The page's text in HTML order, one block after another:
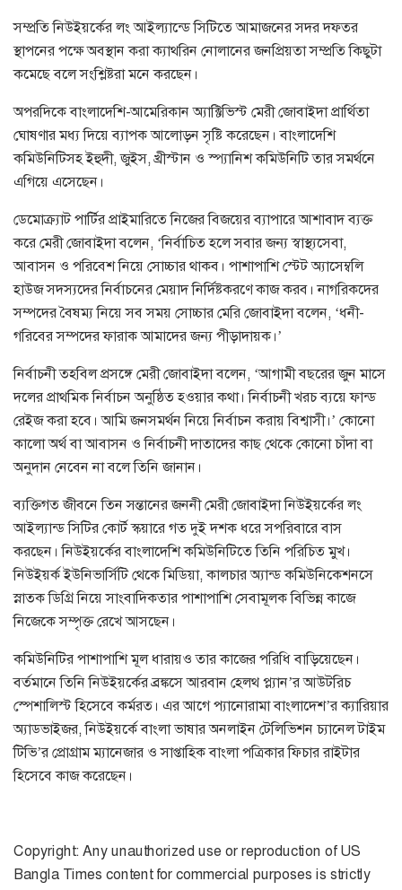
সম্প্রতি নিউইয়র্কের লং আইল্যান্ডে সিটিতে আমাজনের সদর দফতর
স্থাপনের পক্ষে অবস্থান করা ক্যাথরিন নোলানের জনপ্রিয়তা সম্প্রতি কিছুটা
কমেছে বলে সংশ্লিষ্টরা মনে করছেন।
অপরদিকে বাংলাদেশি-আমেরিকান অ্যাক্টিভিস্ট মেরী জোবাইদা প্রার্থিতা
ঘোষণার মধ্য দিয়ে ব্যাপক আলোড়ন সৃষ্টি করেছেন। বাংলাদেশি
কমিউনিটিসহ ইহুদী, জুইস, খ্রীস্টান ও স্প্যানিশ কমিউনিটি তার সমর্থনে
এগিয়ে এসেছেন।
ডেমোক্র্যাট পার্টির প্রাইমারিতে নিজের বিজয়ের ব্যাপারে আশাবাদ ব্যক্ত
করে মেরী জোবাইদা বলেন, ‘নির্বাচিত হলে সবার জন্য স্বাস্থ্যসেবা,
আবাসন ও পরিবেশ নিয়ে সোচ্চার থাকব। পাশাপাশি স্টেট অ্যাসেম্বলি
হাউজ সদস্যদের নির্বাচনের মেয়াদ নির্দিষ্টকরণে কাজ করব। নাগরিকদের
সম্পদের বৈষম্য নিয়ে সব সময় সোচ্চার মেরি জোবাইদা বলেন, ‘ধনী-
গরিবের সম্পদের ফারাক আমাদের জন্য পীড়াদায়ক।’
নির্বাচনী তহবিল প্রসঙ্গে মেরী জোবাইদা বলেন, ‘আগামী বছরের জুন মাসে
দলের প্রাথমিক নির্বাচন অনুষ্ঠিত হওয়ার কথা। নির্বাচনী খরচ ব্যয়ে ফান্ড
রেইজ করা হবে। আমি জনসমর্থন নিয়ে নির্বাচন করায় বিশ্বাসী।’ কোনো
কালো অর্থ বা আবাসন ও নির্বাচনী দাতাদের কাছ থেকে কোনো চাঁদা বা
অনুদান নেবেন না বলে তিনি জানান।
ব্যক্তিগত জীবনে তিন সন্তানের জননী মেরী জোবাইদা নিউইয়র্কের লং
আইল্যান্ড সিটির কোর্ট স্কয়ারে গত দুই দশক ধরে সপরিবারে বাস
করছেন। নিউইয়র্কের বাংলাদেশি কমিউনিটিতে তিনি পরিচিত মুখ।
নিউইয়র্ক ইউনিভার্সিটি থেকে মিডিয়া, কালচার অ্যান্ড কমিউনিকেশনসে
স্নাতক ডিগ্রি নিয়ে সাংবাদিকতার পাশাপাশি সেবামূলক বিভিন্ন কাজে
নিজেকে সম্পৃক্ত রেখে আসছেন।
কমিউনিটির পাশাপাশি মূল ধারায়ও তার কাজের পরিধি বাড়িয়েছেন।
বর্তমানে তিনি নিউইয়র্কের ব্রঙ্কসে আরবান হেলথ প্ল্যান’র আউটরিচ
স্পেশালিস্ট হিসেবে কর্মরত। এর আগে প্যানোরামা বাংলাদেশ’র ক্যারিয়ার
অ্যাডভাইজর, নিউইয়র্কে বাংলা ভাষার অনলাইন টেলিভিশন চ্যানেল টাইম
টিভি’র প্রোগ্রাম ম্যানেজার ও সাপ্তাহিক বাংলা পত্রিকার ফিচার রাইটার
হিসেবে কাজ করেছেন।
Copyright: Any unauthorized use or reproduction of US
Bangla Times content for commercial purposes is strictly